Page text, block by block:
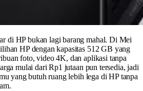
di HP bukan lagi barang mahal. Di Mei
HP dengan kapasitas 512 GB yang
foto, video 4K, dan aplikasi tanpa
mulai dari Rp1 jutaan pun tersedia, jadi
yang butuh ruang lebih lega di HP tanpa